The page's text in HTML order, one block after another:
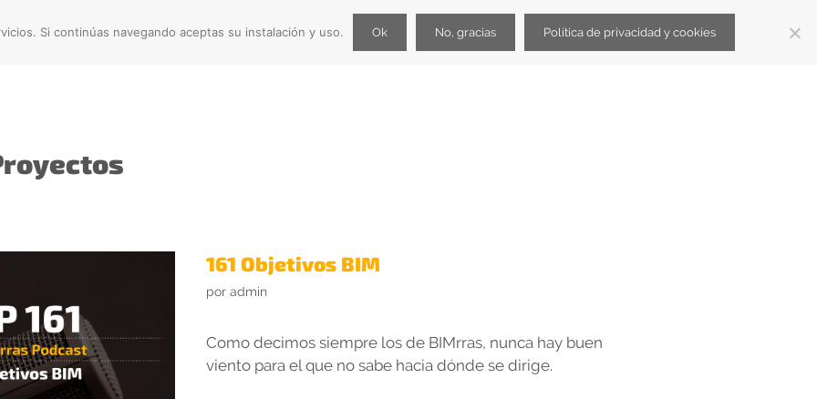
BIMfluencers Top Hispano BJO – Ofertas trabajo BIM LCDLV
161 Objetivos BIM
por admin
Como decimos siempre los de BIMrras, nunca hay buen
viento para el que no sabe hacia dónde se dirige.
Si continúas navegando aceptas su instalación y uso. Ok No, gracias Política de privacidad y cookies